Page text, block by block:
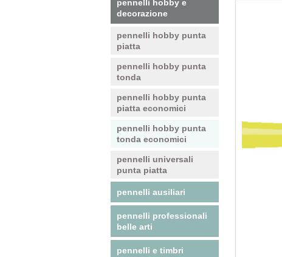
pennelli hobby e
decorazione
pennelli hobby punta
piatta
pennelli hobby punta
tonda
pennelli hobby punta
piatta economici
pennelli hobby punta
tonda economici
pennelli universali
punta piatta
pennelli ausiliari
pennelli professionali
belle arti
pennelli e timbri